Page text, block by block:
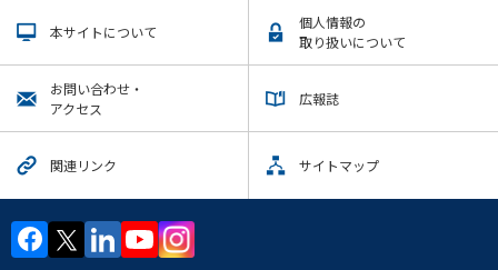
本サイトについて
個人情報の
取り扱いについて
お問い合わせ・
アクセス
広報誌
関連リンク サイトマップ